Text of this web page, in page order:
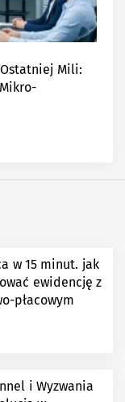
Mili:
w 15 minut. jak
ewidencję z
płacowym
i Wyzwania